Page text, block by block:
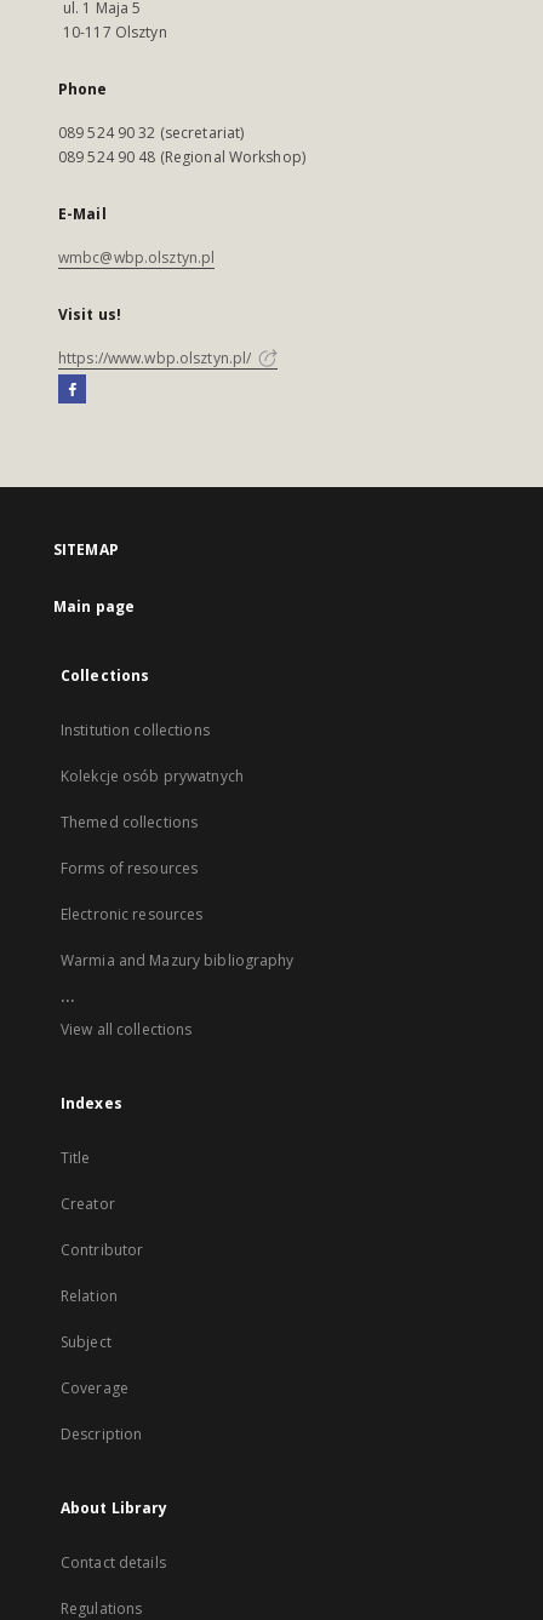
ul. 1 Maja 5
10-117 Olsztyn
Phone
089 524 90 32 (secretariat)
089 524 90 48 (Regional Workshop)
E-Mail
wmbc@wbp.olsztyn.pl
Visit us!
https://www.wbp.olsztyn.pl/
SITEMAP
Main page
Collections
Institution collections
Kolekcje osób prywatnych
Themed collections
Forms of resources
Electronic resources
Warmia and Mazury bibliography
...
View all collections
Indexes
Title
Creator
Contributor
Relation
Subject
Coverage
Description
About Library
Contact details
Regulations